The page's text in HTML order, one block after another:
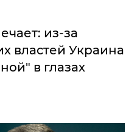
из-за
властей Украина
в глазах